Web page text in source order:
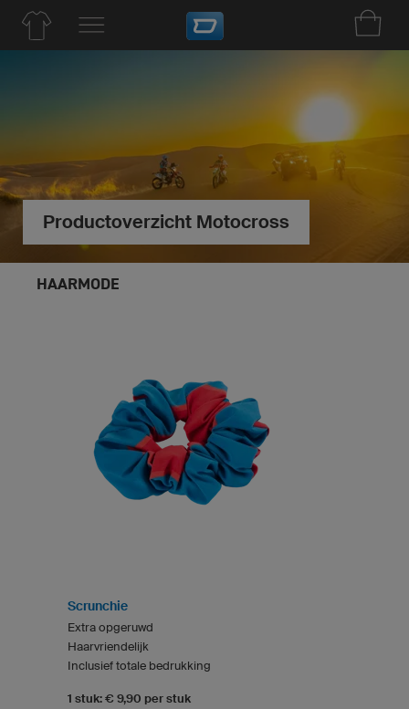
Productoverzicht Motocross
HAARMODE
Scrunchie
Extra opgeruwd
Haarvriendelijk
Inclusief totale bedrukking
1 stuk: € 9,90 per stuk